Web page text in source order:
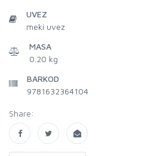
UVEZ
meki uvez
MASA
0.20 kg
BARKOD
9781632364104
Share: